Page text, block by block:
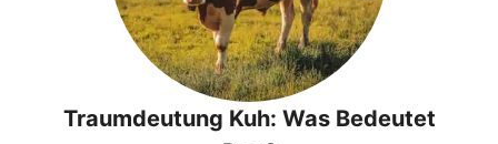
Traumdeutung Kuh: Was Bedeutet